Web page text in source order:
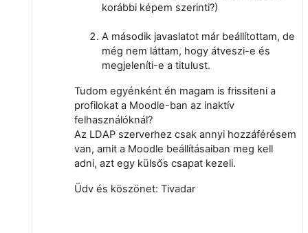
korábbi képem szerinti?)
A második javaslatot már beállítottam, de
még nem láttam, hogy átveszi-e és
megjeleníti-e a titulust.
Tudom egyénként én magam is frissiteni a
profilokat a Moodle-ban az inaktív
felhasználóknál?
Az LDAP szerverhez csak annyi hozzáférésem
van, amit a Moodle beállításaiban meg kell
adni, azt egy külsős csapat kezeli.
Üdv és köszönet: Tivadar